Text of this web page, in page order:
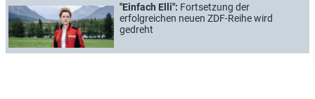
"Einfach Elli": Fortsetzung der
erfolgreichen neuen ZDF-Reihe wird
gedreht